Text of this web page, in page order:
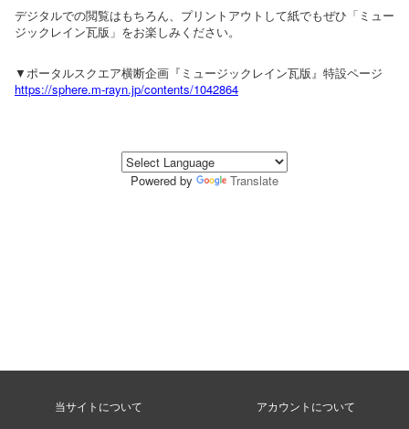
デジタルでの閲覧はもちろん、プリントアウトして紙でもぜひ「ミュー
ジックレイン瓦版」をお楽しみください。
▼ポータルスクエア横断企画『ミュージックレイン瓦版』特設ページ
https://sphere.m-rayn.jp/contents/1042864
Powered by Translate
当サイトについて アカウントについて